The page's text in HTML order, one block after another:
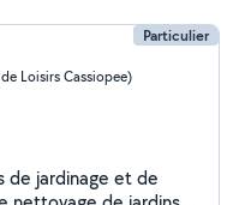
Particulier
Loisirs Cassiopee)
de jardinage et de